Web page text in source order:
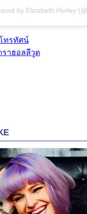
by Elizabeth Hurley
ทรทัศน์
ราฮอลลีวูด